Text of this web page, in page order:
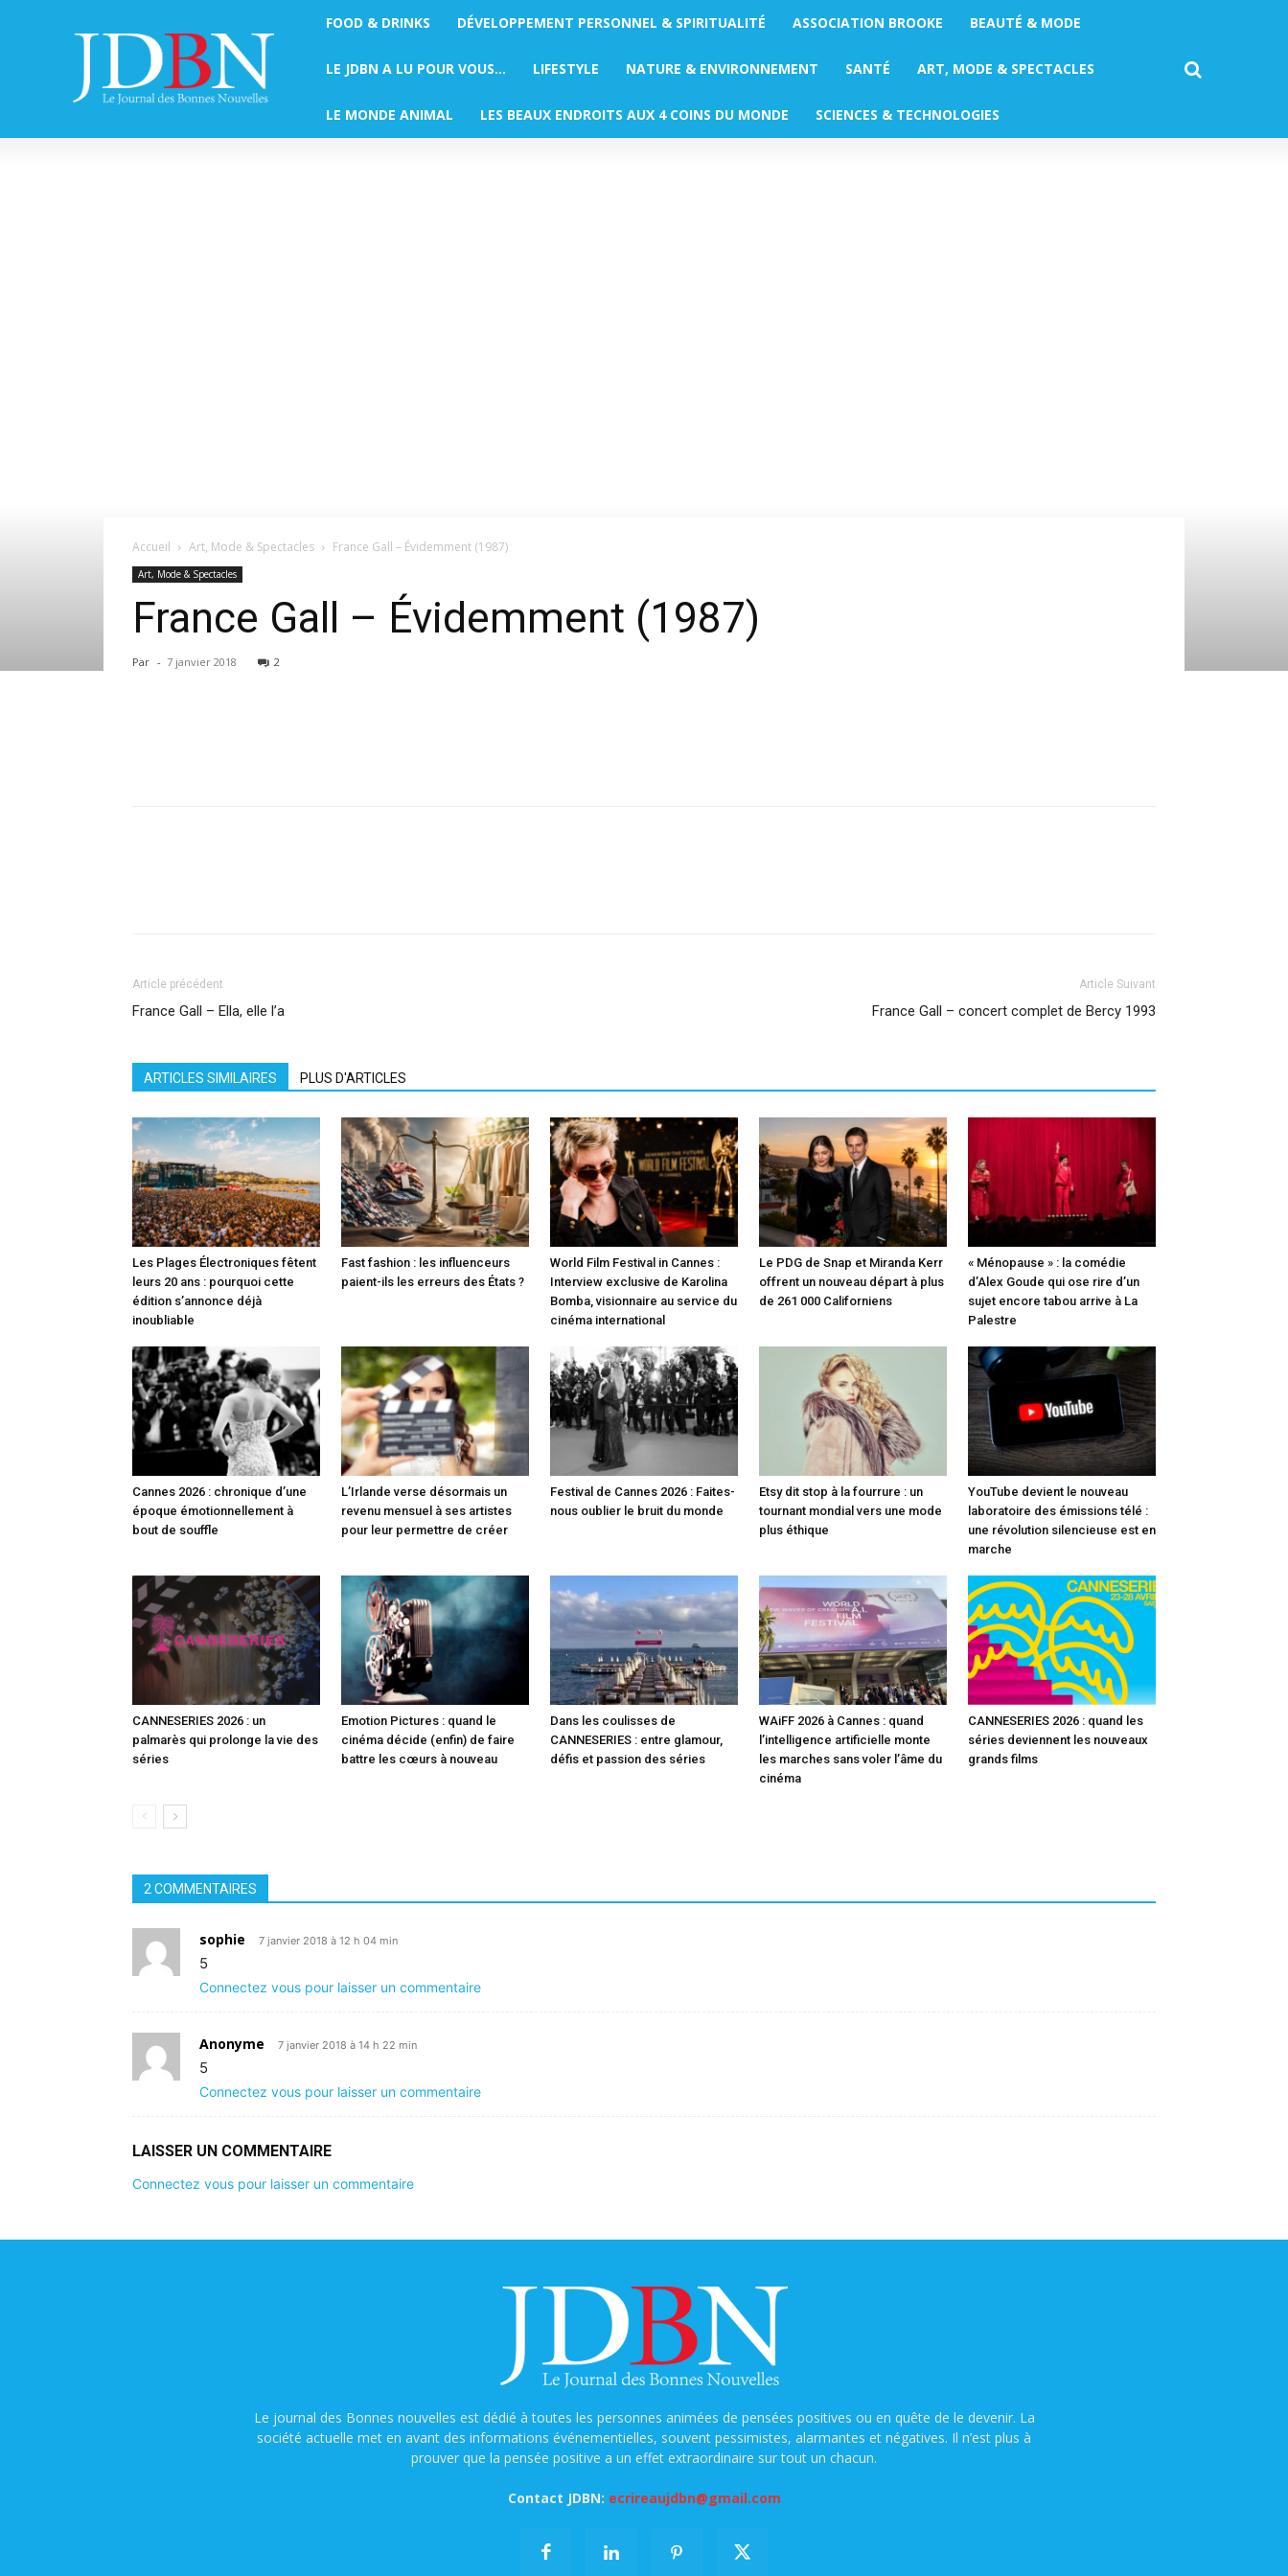
FOOD & DRINKS DÉVELOPPEMENT PERSONNEL & SPIRITUALITÉ ASSOCIATION BROOKE BEAUTÉ & MODE
LE JDBN A LU POUR VOUS… LIFESTYLE NATURE & ENVIRONNEMENT SANTÉ ART, MODE & SPECTACLES
LE MONDE ANIMAL LES BEAUX ENDROITS AUX 4 COINS DU MONDE SCIENCES & TECHNOLOGIES
Accueil Art, Mode & Spectacles France Gall – Évidemment (1987)
Art, Mode & Spectacles
France Gall – Évidemment (1987)
Par - 7 janvier 2018 2
Article précédent
France Gall – Ella, elle l’a
Article Suivant
France Gall – concert complet de Bercy 1993
ARTICLES SIMILAIRES PLUS D'ARTICLES
Les Plages Électroniques fêtent
leurs 20 ans : pourquoi cette
édition s’annonce déjà
inoubliable
Fast fashion : les influenceurs
paient-ils les erreurs des États ?
World Film Festival in Cannes :
Interview exclusive de Karolina
Bomba, visionnaire au service du
cinéma international
Le PDG de Snap et Miranda Kerr
offrent un nouveau départ à plus
de 261 000 Californiens
« Ménopause » : la comédie
d’Alex Goude qui ose rire d’un
sujet encore tabou arrive à La
Palestre
Cannes 2026 : chronique d’une
époque émotionnellement à
bout de souffle
L’Irlande verse désormais un
revenu mensuel à ses artistes
pour leur permettre de créer
Festival de Cannes 2026 : Faites-
nous oublier le bruit du monde
Etsy dit stop à la fourrure : un
tournant mondial vers une mode
plus éthique
YouTube devient le nouveau
laboratoire des émissions télé :
une révolution silencieuse est en
marche
CANNESERIES 2026 : un
palmarès qui prolonge la vie des
séries
Emotion Pictures : quand le
cinéma décide (enfin) de faire
battre les cœurs à nouveau
Dans les coulisses de
CANNESERIES : entre glamour,
défis et passion des séries
WAiFF 2026 à Cannes : quand
l’intelligence artificielle monte
les marches sans voler l’âme du
cinéma
CANNESERIES 2026 : quand les
séries deviennent les nouveaux
grands films
2 COMMENTAIRES
sophie 7 janvier 2018 à 12 h 04 min
5
Connectez vous pour laisser un commentaire
Anonyme 7 janvier 2018 à 14 h 22 min
5
Connectez vous pour laisser un commentaire
LAISSER UN COMMENTAIRE
Connectez vous pour laisser un commentaire
Le journal des Bonnes nouvelles est dédié à toutes les personnes animées de pensées positives ou en quête de le devenir. La
société actuelle met en avant des informations événementielles, souvent pessimistes, alarmantes et négatives. Il n’est plus à
prouver que la pensée positive a un effet extraordinaire sur tout un chacun.
Contact JDBN: ecrireaujdbn@gmail.com